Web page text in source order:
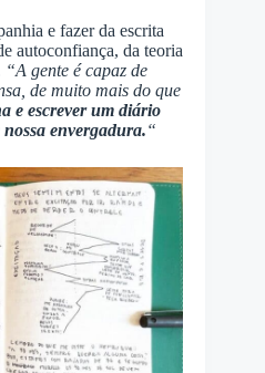
e fazer da escrita
autoconfiança, da teoria
“A gente é capaz de
de muito mais do que
e escrever um diário
envergadura.“